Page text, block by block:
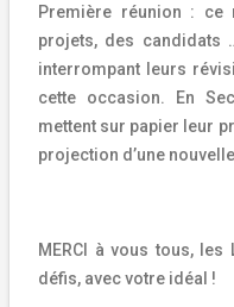
Première réunion : ce
projets, des candidats
interrompant leurs
cette occasion. En
mettent sur papier leur
projection d’une
MERCI à vous tous,
défis, avec votre idéal !